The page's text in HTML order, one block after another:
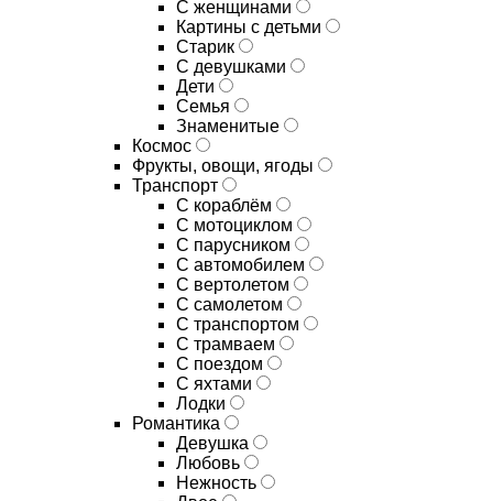
С женщинами
Картины с детьми
Старик
С девушками
Дети
Семья
Знаменитые
Космос
Фрукты, овощи, ягоды
Транспорт
С кораблём
С мотоциклом
С парусником
С автомобилем
С вертолетом
С самолетом
С транспортом
С трамваем
С поездом
С яхтами
Лодки
Романтика
Девушка
Любовь
Нежность